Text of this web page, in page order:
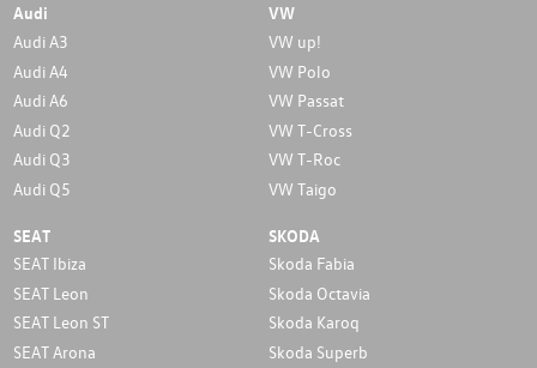
Audi
Audi A3
Audi A4
Audi A6
Audi Q2
Audi Q3
Audi Q5
VW
VW up!
VW Polo
VW Passat
VW T-Cross
VW T-Roc
VW Taigo
SEAT
SEAT Ibiza
SEAT Leon
SEAT Leon ST
SEAT Arona
SKODA
Skoda Fabia
Skoda Octavia
Skoda Karoq
Skoda Superb